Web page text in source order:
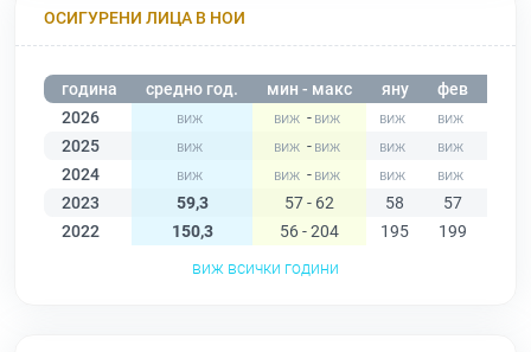
ОСИГУРЕНИ ЛИЦА В НОИ
година средно год. мин - макс яну фев
2026
-
2025
-
2024
-
2023
59,3 57 - 62 58 57
2022
150,3 56 - 204 195 199
виж всички години